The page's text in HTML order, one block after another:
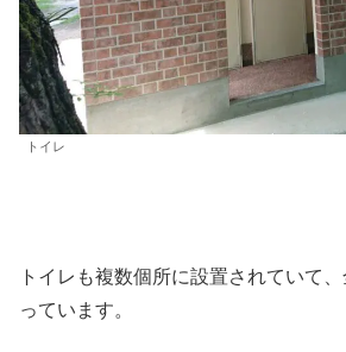
トイレ
トイレも複数個所に設置されていて
っています。